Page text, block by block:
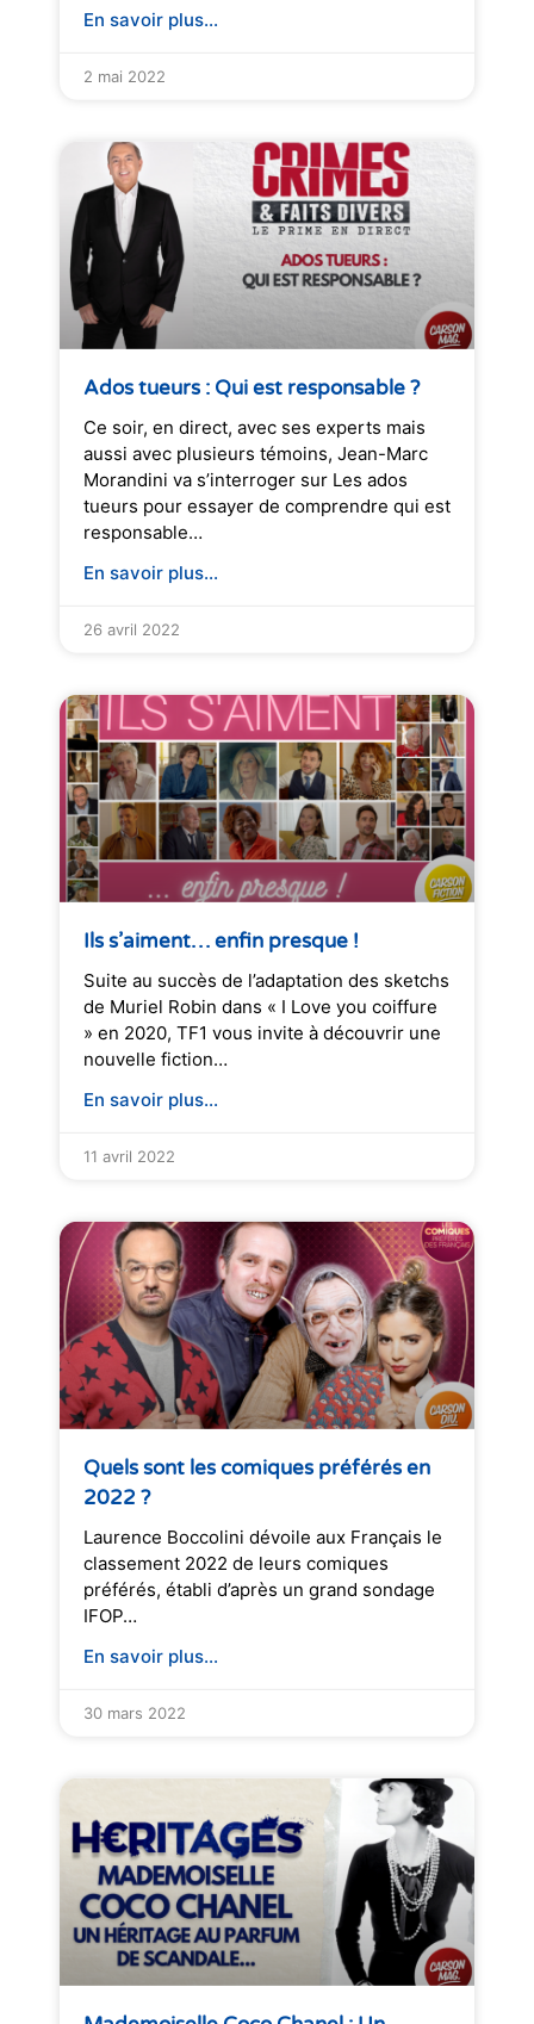
En savoir plus...
2 mai 2022
Ados tueurs : Qui est responsable ?
Ce soir, en direct, avec ses experts mais
aussi avec plusieurs témoins, Jean-Marc
Morandini va s’interroger sur Les ados
tueurs pour essayer de comprendre qui est
responsable…
En savoir plus...
26 avril 2022
Ils s’aiment… enfin presque !
Suite au succès de l’adaptation des sketchs
de Muriel Robin dans « I Love you coiffure
» en 2020, TF1 vous invite à découvrir une
nouvelle fiction…
En savoir plus...
11 avril 2022
Quels sont les comiques préférés en
2022 ?
Laurence Boccolini dévoile aux Français le
classement 2022 de leurs comiques
préférés, établi d’après un grand sondage
IFOP…
En savoir plus...
30 mars 2022